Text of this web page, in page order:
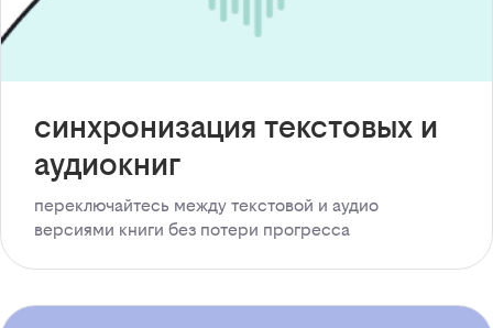
синхронизация текстовых и
аудиокниг
переключайтесь между текстовой и аудио
версиями книги без потери прогресса